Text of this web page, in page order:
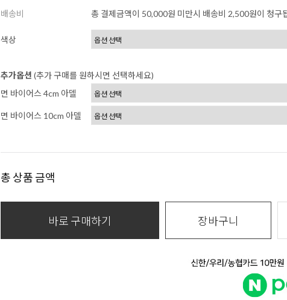
배송비
총 결제금액이 50,000원 미만시 배송비 2,500원이 청구
색상
추가옵션 (추가 구매를 원하시면 선택하세요)
면 바이어스 4cm 아델
면 바이어스 10cm 아델
총 상품 금액
바로 구매하기 장바구니